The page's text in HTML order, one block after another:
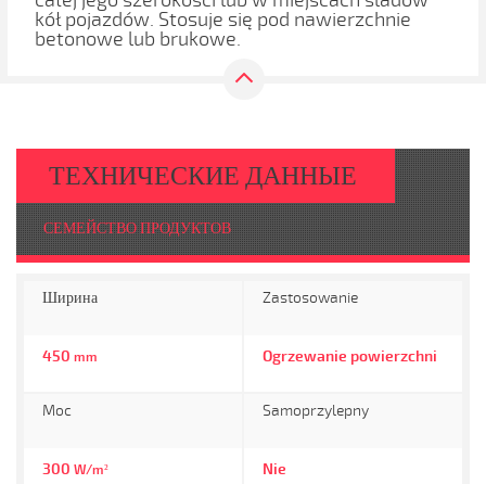
kół pojazdów. Stosuje się pod nawierzchnie
betonowe lub brukowe.
ТЕХНИЧЕСКИЕ ДАННЫЕ
СЕМЕЙСТВО ПРОДУКТОВ
Ширина
450 mm
Zastosowanie
Ogrzewanie powierzchni
Moc
300 W/m²
Samoprzylepny
Nie